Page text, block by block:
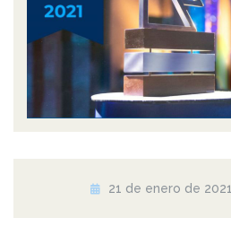
21 de enero de 2021